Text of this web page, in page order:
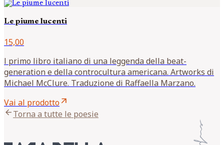
Le piume lucenti
15,00
l primo libro italiano di una leggenda della beat-
generation e della controcultura americana. Artworks di
Michael McClure. Traduzione di Raffaella Marzano.
Vai al prodottoarrow_outward
arrow_backTorna a tutte le poesie